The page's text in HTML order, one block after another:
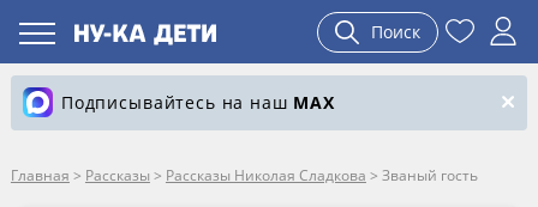
Поиск
Подписывайтесь на наш MAX
Главная > Рассказы > Рассказы Николая Сладкова > Званый гость